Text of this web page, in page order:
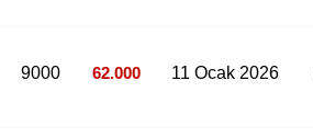
9000 62.000 11 Ocak 2026